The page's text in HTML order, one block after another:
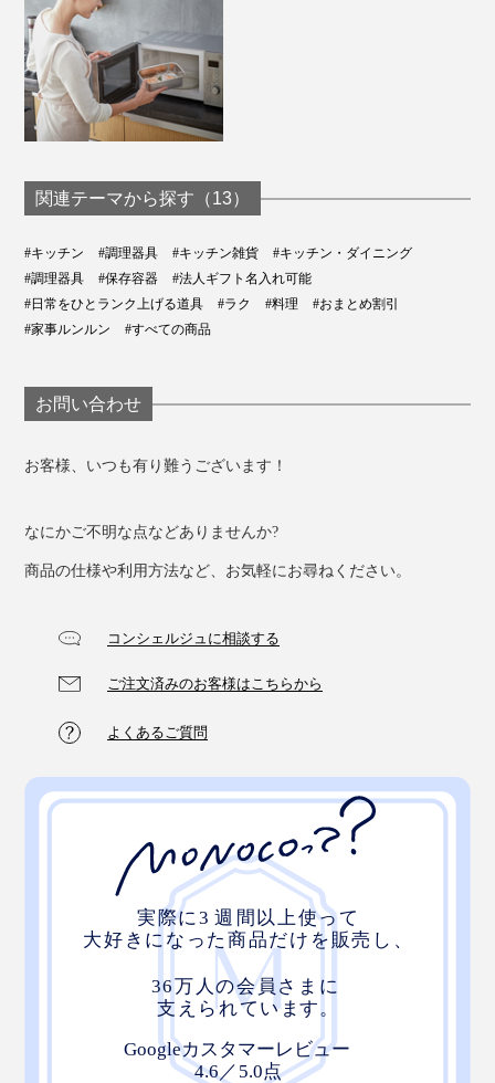
関連テーマから探す（13）
#キッチン #調理器具 #キッチン雑貨
#キッチン・ダイニング
#調理器具
#保存容器
#法人ギフト名入れ可能
#日常をひとランク上げる道具
#ラク #料理
#おまとめ割引
#家事ルンルン
#すべての商品
お問い合わせ
お客様、いつも有り難うございます！
なにかご不明な点などありませんか?
商品の仕様や利用方法など、お気軽にお尋ねください。
コンシェルジュに相談する
ご注文済みのお客様はこちらから
よくあるご質問